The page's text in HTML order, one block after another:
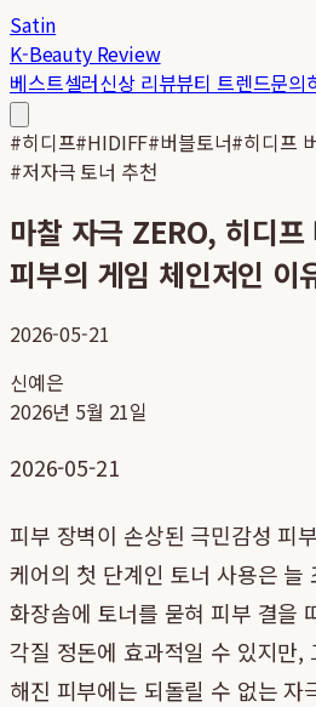
Satin
K-Beauty Review
베스트셀러신상 리뷰뷰티 트렌드문의
#히디프#HIDIFF#버블토너#히디프
#저자극 토너 추천
마찰 자극 ZERO, 히디프
피부의 게임 체인저인 이
2026-05-21
신예은
2026년 5월 21일
2026-05-21
피부 장벽이 손상된 극민감성 피
케어의 첫 단계인 토너 사용은 늘
화장솜에 토너를 묻혀 피부 결을
각질 정돈에 효과적일 수 있지만,
해진 피부에는 되돌릴 수 없는 자